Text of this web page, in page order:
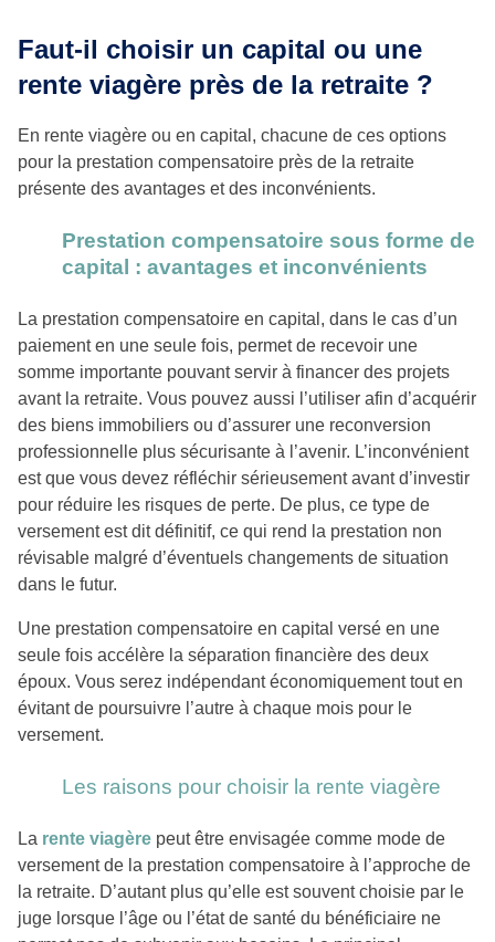
Faut-il choisir un capital ou une
rente viagère près de la retraite ?
En rente viagère ou en capital, chacune de ces options
pour la prestation compensatoire près de la retraite
présente des avantages et des inconvénients.
Prestation compensatoire sous forme de
capital : avantages et inconvénients
La prestation compensatoire en capital, dans le cas d’un
paiement en une seule fois, permet de recevoir une
somme importante pouvant servir à financer des projets
avant la retraite. Vous pouvez aussi l’utiliser afin d’acquérir
des biens immobiliers ou d’assurer une reconversion
professionnelle plus sécurisante à l’avenir. L’inconvénient
est que vous devez réfléchir sérieusement avant d’investir
pour réduire les risques de perte. De plus, ce type de
versement est dit définitif, ce qui rend la prestation non
révisable malgré d’éventuels changements de situation
dans le futur.
Une prestation compensatoire en capital versé en une
seule fois accélère la séparation financière des deux
époux. Vous serez indépendant économiquement tout en
évitant de poursuivre l’autre à chaque mois pour le
versement.
Les raisons pour choisir la rente viagère
La rente viagère peut être envisagée comme mode de
versement de la prestation compensatoire à l’approche de
la retraite. D’autant plus qu’elle est souvent choisie par le
juge lorsque l’âge ou l’état de santé du bénéficiaire ne